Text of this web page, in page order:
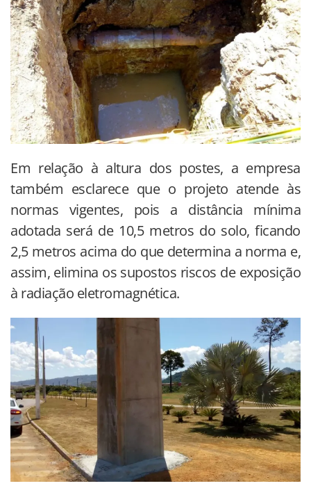
Em relação à altura dos postes, a empresa
também esclarece que o projeto atende às
normas vigentes, pois a distância mínima
adotada será de 10,5 metros do solo, ficando
2,5 metros acima do que determina a norma e,
assim, elimina os supostos riscos de exposição
à radiação eletromagnética.